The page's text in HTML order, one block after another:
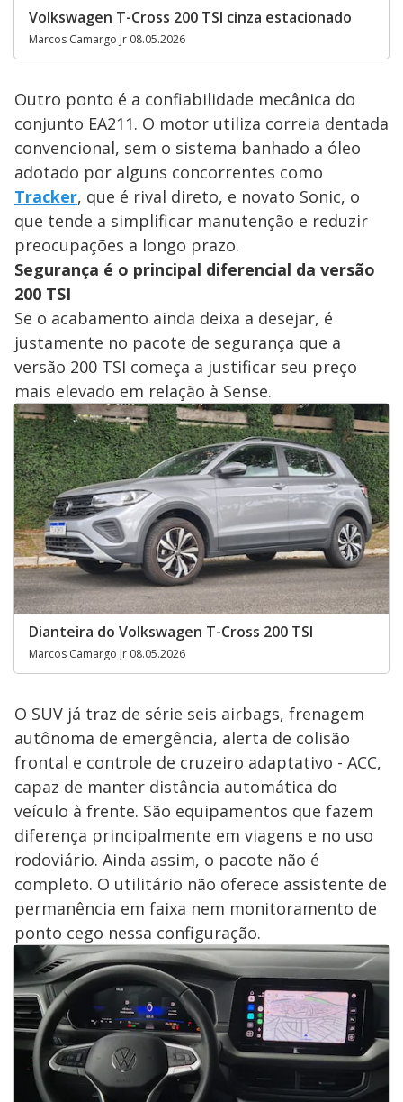
Volkswagen T-Cross 200 TSI cinza estacionado
Marcos Camargo Jr 08.05.2026
Outro ponto é a confiabilidade mecânica do
conjunto EA211. O motor utiliza correia dentada
convencional, sem o sistema banhado a óleo
adotado por alguns concorrentes como
Tracker, que é rival direto, e novato Sonic, o
que tende a simplificar manutenção e reduzir
preocupações a longo prazo.
Segurança é o principal diferencial da versão
200 TSI
Se o acabamento ainda deixa a desejar, é
justamente no pacote de segurança que a
versão 200 TSI começa a justificar seu preço
mais elevado em relação à Sense.
Dianteira do Volkswagen T-Cross 200 TSI
Marcos Camargo Jr 08.05.2026
O SUV já traz de série seis airbags, frenagem
autônoma de emergência, alerta de colisão
frontal e controle de cruzeiro adaptativo - ACC,
capaz de manter distância automática do
veículo à frente. São equipamentos que fazem
diferença principalmente em viagens e no uso
rodoviário. Ainda assim, o pacote não é
completo. O utilitário não oferece assistente de
permanência em faixa nem monitoramento de
ponto cego nessa configuração.